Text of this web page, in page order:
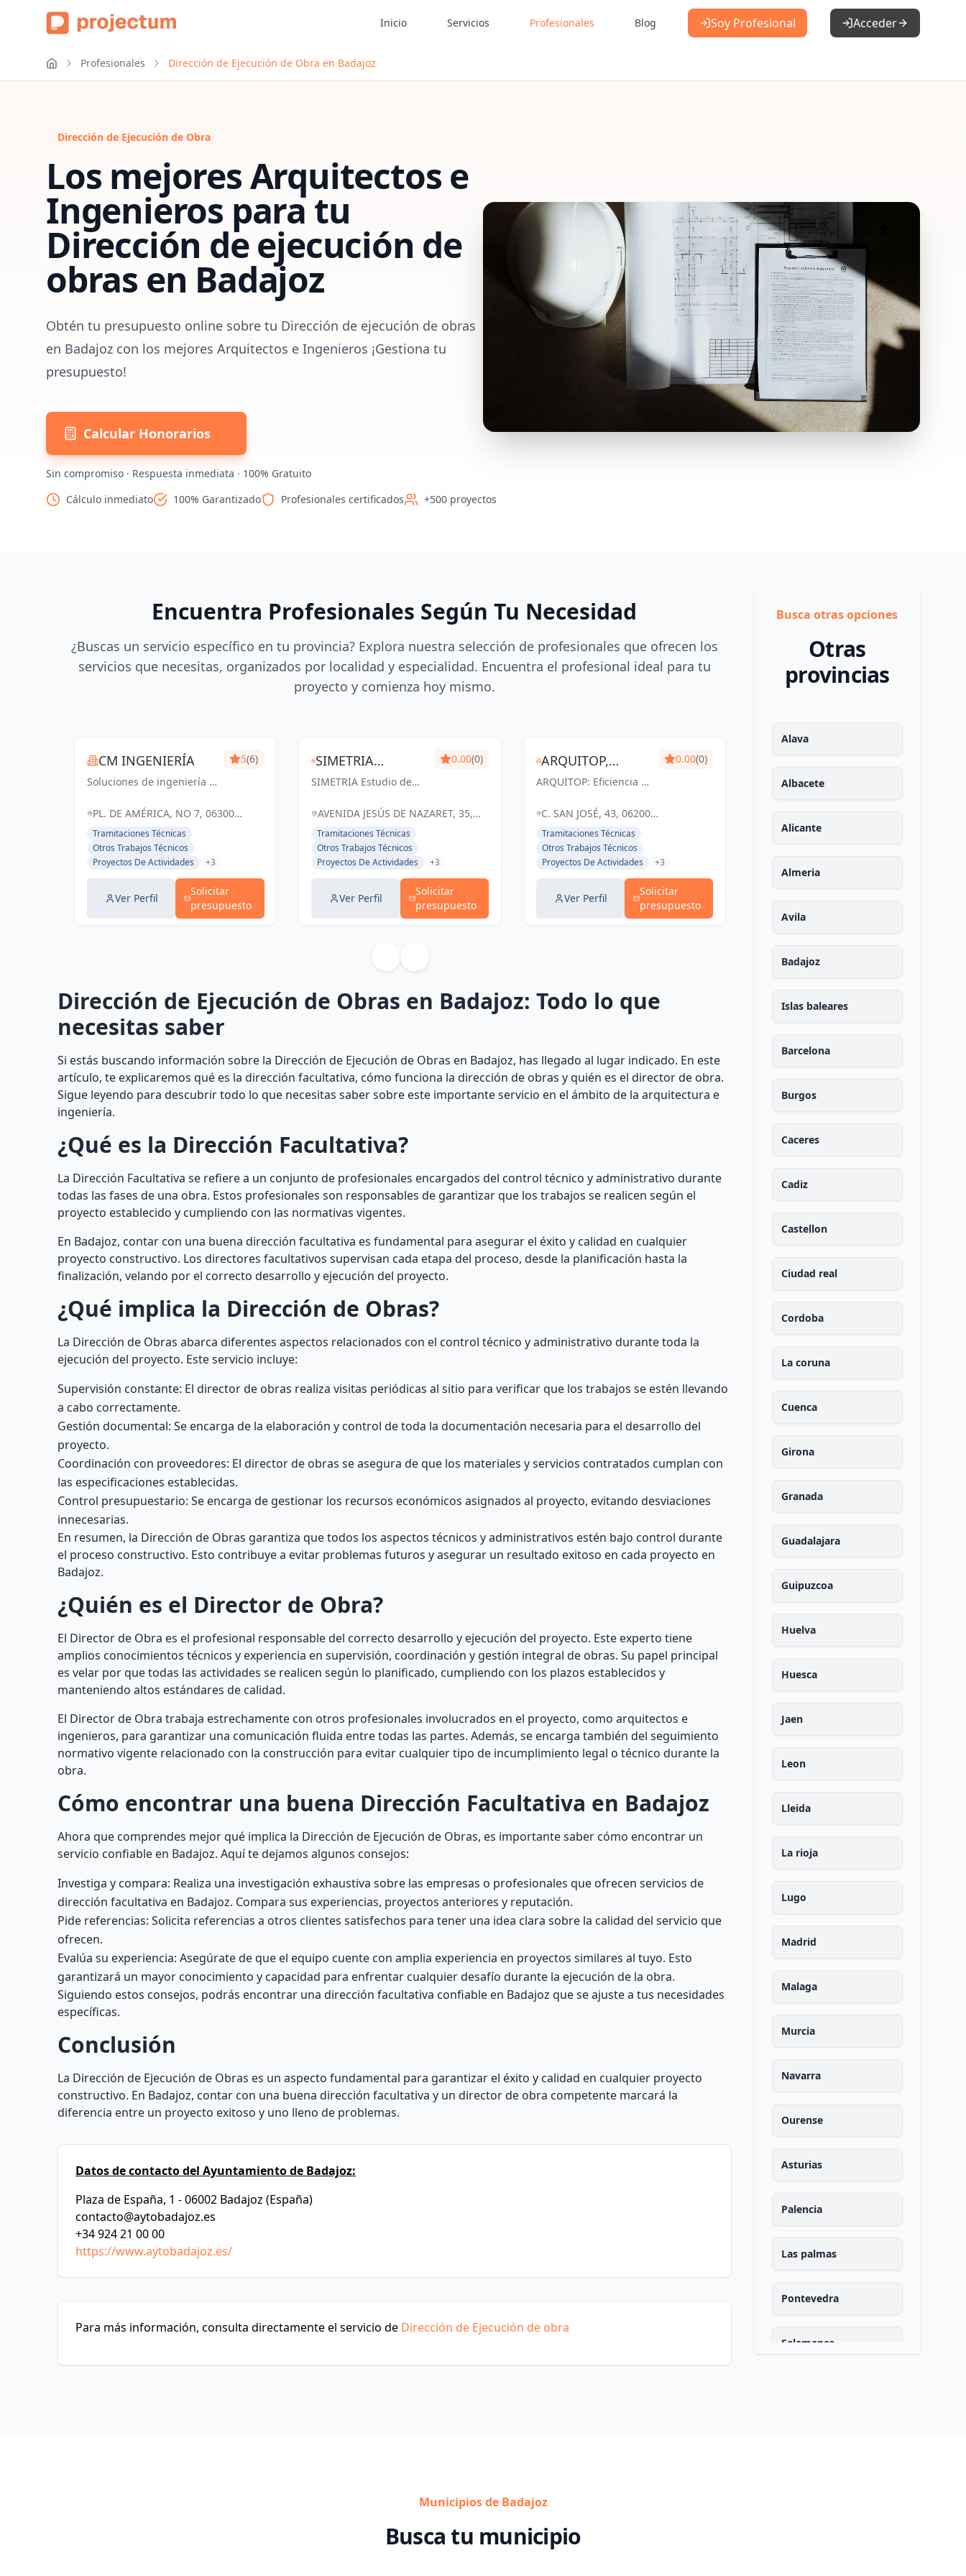
Inicio Servicios Profesionales Blog Soy Profesional Acceder
Profesionales Dirección de Ejecución de Obra en Badajoz
Dirección de Ejecución de Obra
Los mejores Arquitectos e
Ingenieros para tu
Dirección de ejecución de
obras en Badajoz
Obtén tu presupuesto online sobre tu Dirección de ejecución de obras
en Badajoz con los mejores Arquitectos e Ingenieros ¡Gestiona tu
presupuesto!
Calcular Honorarios
Sin compromiso · Respuesta inmediata · 100% Gratuito
Cálculo inmediato
100% Garantizado Profesionales certificados +500 proyectos
Encuentra Profesionales Según Tu Necesidad
¿Buscas un servicio específico en tu provincia? Explora nuestra selección de profesionales que ofrecen los
servicios que necesitas, organizados por localidad y especialidad. Encuentra el profesional ideal para tu
proyecto y comienza hoy mismo.
CM INGENIERÍA
Soluciones de ingeniería y
tus necesidades. Cm
confiable en Badajoz y
Zafra.
5(6)
PL. DE AMÉRICA, NO 7, 06300
ZAFRA, BADAJOZ, ESPAÑA, España
Tramitaciones Técnicas
Otros Trabajos Técnicos
Proyectos De Actividades
+3
Ver Perfil
Solicitar
presupuesto
SIMETRIA
ESTUDIO DE
ARQUITECTURA E
INMOBLIARIA
SIMETRIA Estudio de
Inmobiliaria: Creando
y haciendo realidad tus
sueños inmobiliarios en
Llerena y Badajoz.
0.00(0)
AVENIDA JESÚS DE NAZARET, 35,
LLERENA, ESPAÑA, España
Tramitaciones Técnicas
Otros Trabajos Técnicos
Proyectos De Actividades
+3
Ver Perfil
Solicitar
presupuesto
ARQUITOP,
EFICIENCIA Y
SERVICIO, SLP
ARQUITOP: Eficiencia y
arquitectura para
Almendralejo y Badajoz.
0.00(0)
C. SAN JOSÉ, 43, 06200
ALMENDRALEJO, BADAJOZ, ESPAÑA,
España
Tramitaciones Técnicas
Otros Trabajos Técnicos
Proyectos De Actividades
+3
Ver Perfil
Solicitar
presupuesto
Dirección de Ejecución de Obras en Badajoz: Todo lo que
necesitas saber
Si estás buscando información sobre la Dirección de Ejecución de Obras en Badajoz, has llegado al lugar indicado. En este
artículo, te explicaremos qué es la dirección facultativa, cómo funciona la dirección de obras y quién es el director de obra.
Sigue leyendo para descubrir todo lo que necesitas saber sobre este importante servicio en el ámbito de la arquitectura e
ingeniería.
¿Qué es la Dirección Facultativa?
La Dirección Facultativa se refiere a un conjunto de profesionales encargados del control técnico y administrativo durante
todas las fases de una obra. Estos profesionales son responsables de garantizar que los trabajos se realicen según el
proyecto establecido y cumpliendo con las normativas vigentes.
En Badajoz, contar con una buena dirección facultativa es fundamental para asegurar el éxito y calidad en cualquier
proyecto constructivo. Los directores facultativos supervisan cada etapa del proceso, desde la planificación hasta la
finalización, velando por el correcto desarrollo y ejecución del proyecto.
¿Qué implica la Dirección de Obras?
La Dirección de Obras abarca diferentes aspectos relacionados con el control técnico y administrativo durante toda la
ejecución del proyecto. Este servicio incluye:
Supervisión constante: El director de obras realiza visitas periódicas al sitio para verificar que los trabajos se estén llevando
a cabo correctamente.
Gestión documental: Se encarga de la elaboración y control de toda la documentación necesaria para el desarrollo del
proyecto.
Coordinación con proveedores: El director de obras se asegura de que los materiales y servicios contratados cumplan con
las especificaciones establecidas.
Control presupuestario: Se encarga de gestionar los recursos económicos asignados al proyecto, evitando desviaciones
innecesarias.
En resumen, la Dirección de Obras garantiza que todos los aspectos técnicos y administrativos estén bajo control durante
el proceso constructivo. Esto contribuye a evitar problemas futuros y asegurar un resultado exitoso en cada proyecto en
Badajoz.
¿Quién es el Director de Obra?
El Director de Obra es el profesional responsable del correcto desarrollo y ejecución del proyecto. Este experto tiene
amplios conocimientos técnicos y experiencia en supervisión, coordinación y gestión integral de obras. Su papel principal
es velar por que todas las actividades se realicen según lo planificado, cumpliendo con los plazos establecidos y
manteniendo altos estándares de calidad.
El Director de Obra trabaja estrechamente con otros profesionales involucrados en el proyecto, como arquitectos e
ingenieros, para garantizar una comunicación fluida entre todas las partes. Además, se encarga también del seguimiento
normativo vigente relacionado con la construcción para evitar cualquier tipo de incumplimiento legal o técnico durante la
obra.
Cómo encontrar una buena Dirección Facultativa en Badajoz
Ahora que comprendes mejor qué implica la Dirección de Ejecución de Obras, es importante saber cómo encontrar un
servicio confiable en Badajoz. Aquí te dejamos algunos consejos:
Investiga y compara: Realiza una investigación exhaustiva sobre las empresas o profesionales que ofrecen servicios de
dirección facultativa en Badajoz. Compara sus experiencias, proyectos anteriores y reputación.
Pide referencias: Solicita referencias a otros clientes satisfechos para tener una idea clara sobre la calidad del servicio que
ofrecen.
Evalúa su experiencia: Asegúrate de que el equipo cuente con amplia experiencia en proyectos similares al tuyo. Esto
garantizará un mayor conocimiento y capacidad para enfrentar cualquier desafío durante la ejecución de la obra.
Siguiendo estos consejos, podrás encontrar una dirección facultativa confiable en Badajoz que se ajuste a tus necesidades
específicas.
Conclusión
La Dirección de Ejecución de Obras es un aspecto fundamental para garantizar el éxito y calidad en cualquier proyecto
constructivo. En Badajoz, contar con una buena dirección facultativa y un director de obra competente marcará la
diferencia entre un proyecto exitoso y uno lleno de problemas.
Datos de contacto del Ayuntamiento de Badajoz:
Plaza de España, 1 - 06002 Badajoz (España)
contacto@aytobadajoz.es
+34 924 21 00 00
https://www.aytobadajoz.es/
Para más información, consulta directamente el servicio de Dirección de Ejecución de obra
Busca otras opciones
Otras
provincias
Alava
Albacete
Alicante
Almeria
Avila
Badajoz
Islas baleares
Barcelona
Burgos
Caceres
Cadiz
Castellon
Ciudad real
Cordoba
La coruna
Cuenca
Girona
Granada
Guadalajara
Guipuzcoa
Huelva
Huesca
Jaen
Leon
Lleida
La rioja
Lugo
Madrid
Malaga
Murcia
Navarra
Ourense
Asturias
Palencia
Las palmas
Pontevedra
Salamanca
Municipios de Badajoz
Busca tu municipio